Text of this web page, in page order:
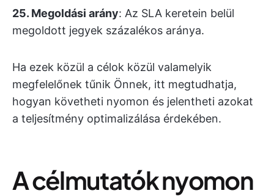
25. Megoldási arány: Az SLA keretein belül
megoldott jegyek százalékos aránya.
Ha ezek közül a célok közül valamelyik
megfelelőnek tűnik Önnek, itt megtudhatja,
hogyan követheti nyomon és jelentheti azokat
a teljesítmény optimalizálása érdekében.
A célmutatók nyomon